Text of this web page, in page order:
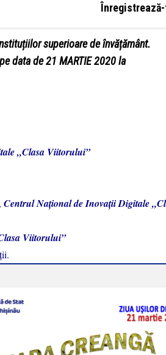
superioare de învățământ.
pe data de 21 MARTIE 2020 la
„Clasa Viitorului”
Centrul Național de Inovații Digitale
Viitorului”